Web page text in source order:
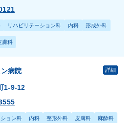
リハビリテーション科 内科 形成外科
膚科
病院
1-9-12
詳細
ョン科 内科 整形外科 皮膚科 麻酔科